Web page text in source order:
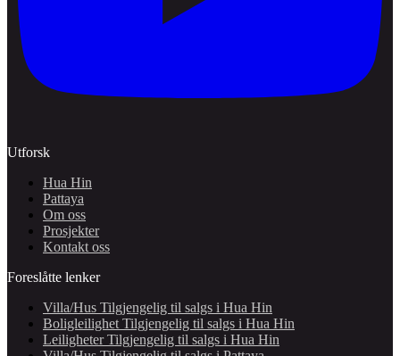
Utforsk
Hua Hin
Pattaya
Om oss
Prosjekter
Kontakt oss
Foreslåtte lenker
Villa/Hus Tilgjengelig til salgs i Hua Hin
Boligleilighet Tilgjengelig til salgs i Hua Hin
Leiligheter Tilgjengelig til salgs i Hua Hin